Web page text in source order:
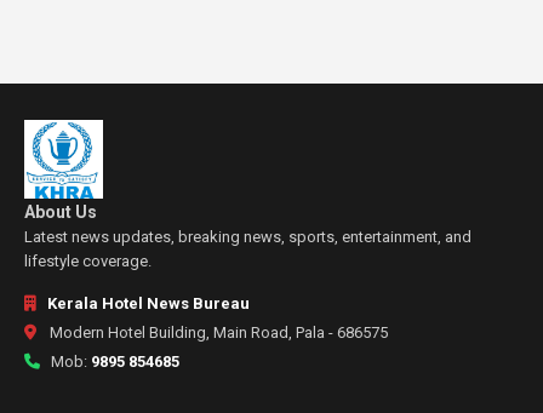
About Us
Latest news updates, breaking news, sports, entertainment, and
lifestyle coverage.
Kerala Hotel News Bureau
Modern Hotel Building, Main Road, Pala - 686575
Mob: 9895 854685